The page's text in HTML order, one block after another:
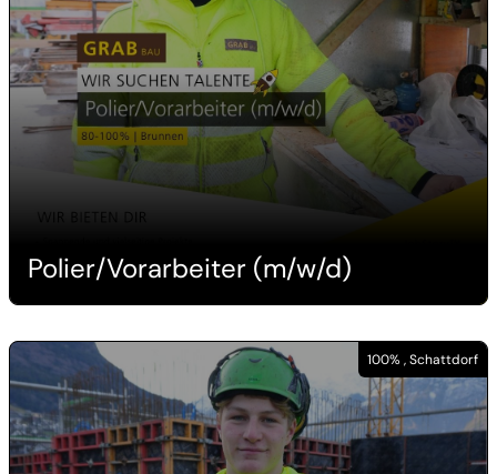
Polier/Vorarbeiter (m/w/d)
100% , Schattdorf